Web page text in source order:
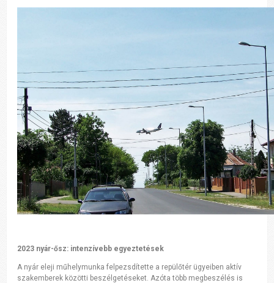
2023 nyár-ősz: intenzívebb egyeztetések
A nyár eleji műhelymunka felpezsdítette a repülőtér ügyeiben aktív
szakemberek közötti beszélgetéseket. Azóta több megbeszélés is